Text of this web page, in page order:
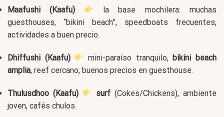
Maafushi (Kaafu)
la base mochilera: muchas
guesthouses, “bikini beach”, speedboats frecuentes,
actividades a buen precio.
Dhiffushi (Kaafu) mini-paraíso tranquilo, bikini beach
amplia, reef cercano, buenos precios en guesthouse.
Thulusdhoo (Kaafu) surf(Cokes/Chickens), ambiente
joven, cafés chulos.